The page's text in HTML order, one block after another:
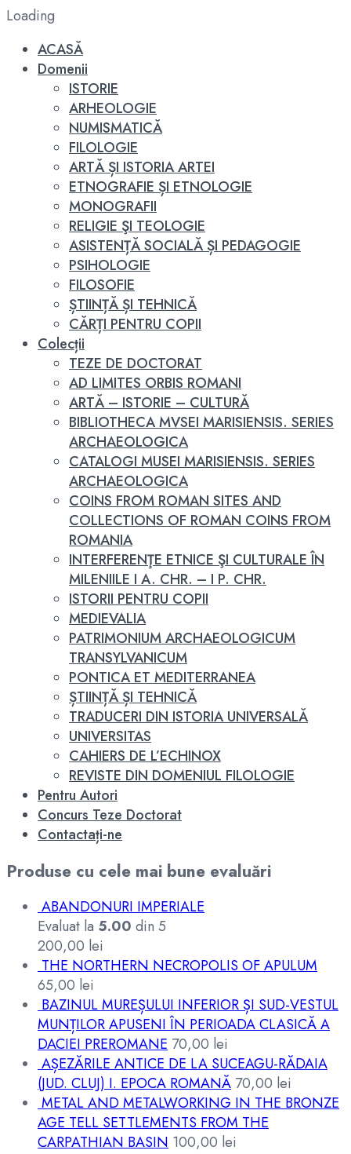
Loading
ACASĂ
Domenii
ISTORIE
ARHEOLOGIE
NUMISMATICĂ
FILOLOGIE
ARTĂ ȘI ISTORIA ARTEI
ETNOGRAFIE ȘI ETNOLOGIE
MONOGRAFII
RELIGIE ŞI TEOLOGIE
ASISTENȚĂ SOCIALĂ ȘI PEDAGOGIE
PSIHOLOGIE
FILOSOFIE
ȘTIINȚĂ ȘI TEHNICĂ
CĂRȚI PENTRU COPII
Colecții
TEZE DE DOCTORAT
AD LIMITES ORBIS ROMANI
ARTĂ – ISTORIE – CULTURĂ
BIBLIOTHECA MVSEI MARISIENSIS. SERIES
ARCHAEOLOGICA
CATALOGI MUSEI MARISIENSIS. SERIES
ARCHAEOLOGICA
COINS FROM ROMAN SITES AND
COLLECTIONS OF ROMAN COINS FROM
ROMANIA
INTERFERENŢE ETNICE ŞI CULTURALE ÎN
MILENIILE I A. CHR. – I P. CHR.
ISTORII PENTRU COPII
MEDIEVALIA
PATRIMONIUM ARCHAEOLOGICUM
TRANSYLVANICUM
PONTICA ET MEDITERRANEA
ȘTIINȚĂ ȘI TEHNICĂ
TRADUCERI DIN ISTORIA UNIVERSALĂ
UNIVERSITAS
CAHIERS DE L’ECHINOX
REVISTE DIN DOMENIUL FILOLOGIE
Pentru Autori
Concurs Teze Doctorat
Contactați-ne
Produse cu cele mai bune evaluări
ABANDONURI IMPERIALE
Evaluat la 5.00 din 5
200,00 lei
THE NORTHERN NECROPOLIS OF APULUM
65,00 lei
BAZINUL MUREȘULUI INFERIOR ȘI SUD-VESTUL
MUNȚILOR APUSENI ÎN PERIOADA CLASICĂ A
DACIEI PREROMANE 70,00 lei
AȘEZĂRILE ANTICE DE LA SUCEAGU-RĂDAIA
(JUD. CLUJ) I. EPOCA ROMANĂ 70,00 lei
METAL AND METALWORKING IN THE BRONZE
AGE TELL SETTLEMENTS FROM THE
CARPATHIAN BASIN 100,00 lei